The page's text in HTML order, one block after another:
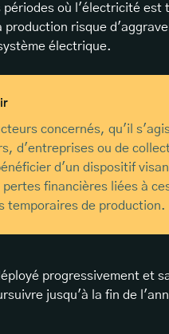
périodes où l'électricité est
production risque
électrique.
concernés, qu'il
d'entreprises ou de
d'un dispositif
pertes financières liées à
temporaires de production.
progressivement et
jusqu'à la fin de